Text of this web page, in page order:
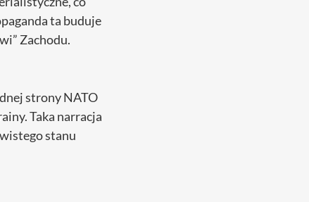
ta buduje
Zachodu.
strony NATO
Taka narracja
stanu